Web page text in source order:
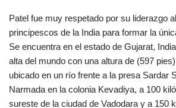
Patel fue muy respetado por su liderazgo
principescos de la India para formar la
Se encuentra en el estado de Gujarat,
alta del mundo con una altura de (597
ubicado en un río frente a la presa Sardar
Narmada en la colonia Kevadiya, a 100
sureste de la ciudad de Vadodara y a 150